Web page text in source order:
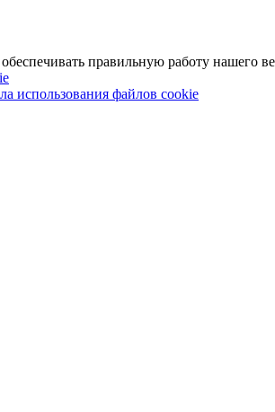
правильную работу нашего
использования файлов cookie